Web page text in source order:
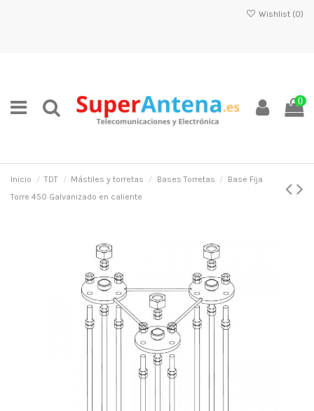
Wishlist (0)
0
Inicio TDT Mástiles y torretas Bases Torretas
Base Fija
Torre 450 Galvanizado en caliente